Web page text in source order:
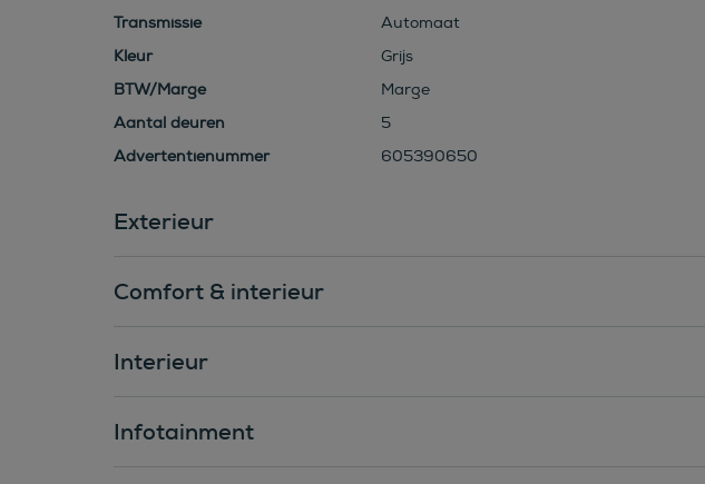
Transmissie
Automaat
Kleur
Grijs
BTW/Marge
Marge
Aantal deuren
5
Advertentienummer
605390650
Exterieur
Comfort & interieur
Interieur
Infotainment